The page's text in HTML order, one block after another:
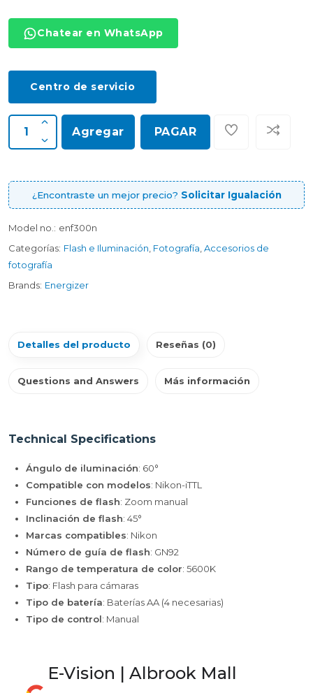
Chatear en WhatsApp
Centro de servicio
Agregar PAGAR
¿Encontraste un mejor precio? Solicitar Igualación
Model no.: enf300n
Categorías: Flash e Iluminación Fotografía Accesorios de
fotografía
Brands: Energizer
Detalles del producto Reseñas (0)
Questions and Answers Más información
Technical Specifications
Ángulo de iluminación: 60°
Compatible con modelos: Nikon-iTTL
Funciones de flash: Zoom manual
Inclinación de flash: 45°
Marcas compatibles: Nikon
Número de guía de flash: GN92
Rango de temperatura de color: 5600K
Tipo: Flash para cámaras
Tipo de batería: Baterías AA (4 necesarias)
Tipo de control: Manual
E-Vision | Albrook Mall